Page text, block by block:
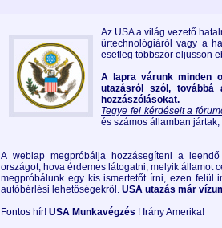
Az USA a világ vezető
űrtechnológiáról vagy a
esetleg többször eljusson
A lapra várunk minden
utazásról szól,
hozzászólásokat.
Tegye fel kérdéseit a
és számos államban
A weblap megpróbálja hozzásegíteni a
országot, hova érdemes látogatni, melyik államot
megpróbálunk egy kis ismertetőt írni, ezen felül
autóbérlési lehetőségekről. USA utazás már
Fontos hír! USA Munkavégzés ! Irány Amerika!